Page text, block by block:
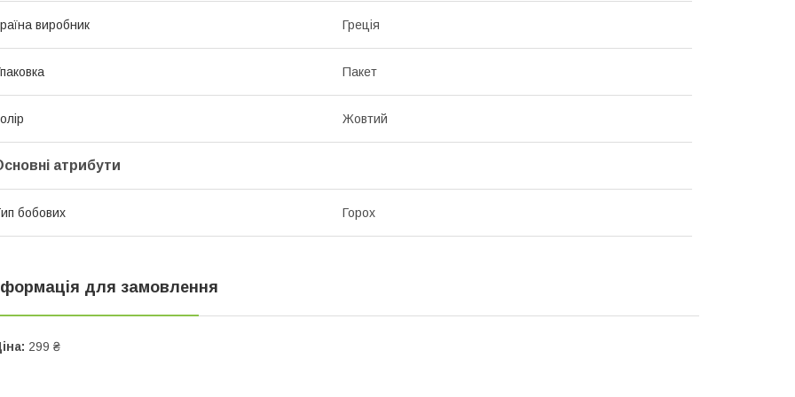
виробник Греція
Пакет
Жовтий
атрибути
бобових Горох
для замовлення
299 ₴